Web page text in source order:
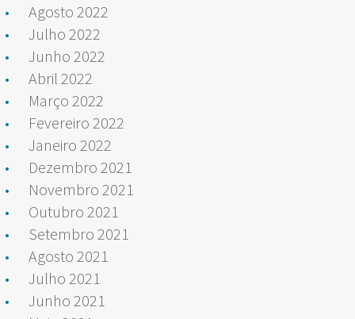
Agosto 2022
Julho 2022
Junho 2022
Abril 2022
Março 2022
Fevereiro 2022
Janeiro 2022
Dezembro 2021
Novembro 2021
Outubro 2021
Setembro 2021
Agosto 2021
Julho 2021
Junho 2021